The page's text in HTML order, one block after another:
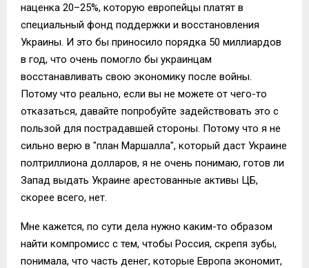
наценка 20–25%, которую европейцы платят в
специальный фонд поддержки и восстановления
Украины. И это бы приносило порядка 50 миллиардов
в год, что очень помогло бы украинцам
восстанавливать свою экономику после войны.
Потому что реально, если вы не можете от чего-то
отказаться, давайте попробуйте задействовать это с
пользой для пострадавшей стороны. Потому что я не
сильно верю в "план Маршалла", который даст Украине
полтриллиона долларов, я не очень понимаю, готов ли
Запад выдать Украине арестованные активы ЦБ,
скорее всего, нет.
Мне кажется, по сути дела нужно каким-то образом
найти компромисс с тем, чтобы Россия, скрепя зубы,
понимала, что часть денег, которые Европа экономит,